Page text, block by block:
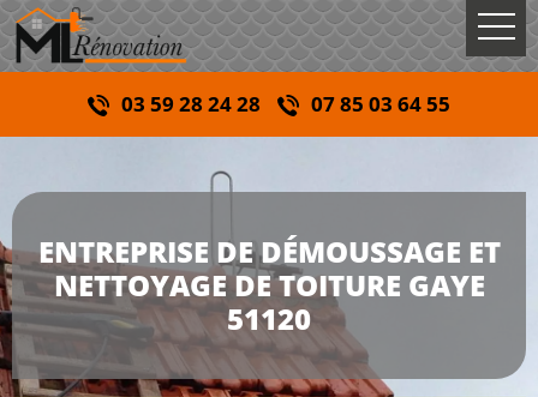
03 59 28 24 28 07 85 03 64 55
ENTREPRISE DE DÉMOUSSAGE ET
NETTOYAGE DE TOITURE GAYE
51120